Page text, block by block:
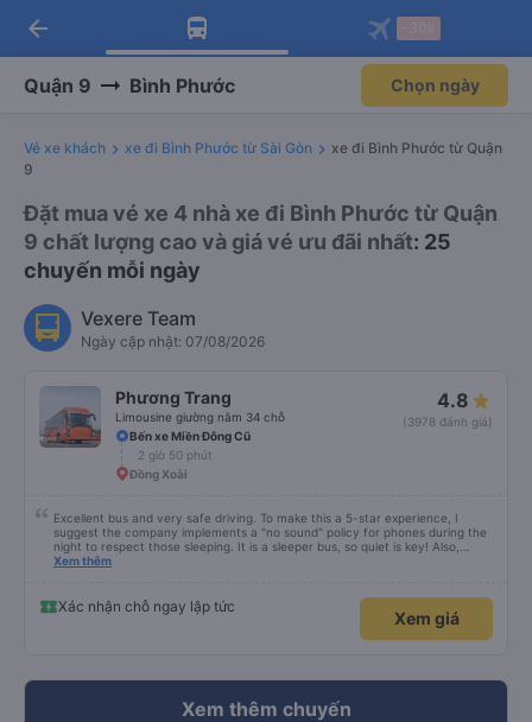
Tải app Vexere ngay!
Nhận ưu đãi thành viên độc
Mở app
Tải app Vexere
-30k/ghế khi đặt vé máy bay qua
Mở app
arrow_back
Quận 9 Bình Phước Chọn ngày
Vé xe khách xe đi Bình Phước từ Sài Gòn
xe đi Bình Phước từ Quận
9
Đặt mua vé xe 4 nhà xe đi Bình Phước từ Quận
9 chất lượng cao và giá vé ưu đãi nhất: 25
chuyến mỗi ngày
Vexere Team
Ngày cập nhật: 07/08/2026
Phương Trang
Limousine giường nằm 34 chỗ
4.8
(3978 đánh giá)
Bến xe Miền Đông Cũ
2 giờ 50 phút
Đồng Xoài
Excellent bus and very safe driving. To make this a 5-star experience, I
suggest the company implements a "no sound" policy for phones during the
night to respect those sleeping. It is a sleeper bus, so quiet is key! Also,
please display the Wi-Fi password clearly inside the cabin for convenience. I
quy định rõ ràng về việc giữ im lặng (tắt âm thanh điện thoại) vào ban đêm
để tránh làm phiền hành khách khác ngủ. Ngoài ra, nhà xe nên dán sẵn mật
khẩu Wi-Fi trong xe để hành khách dễ dàng sử dụng. Tôi vẫn sẽ tiếp tục ủng
Xem thêm
Xác nhận chỗ ngay lập tức
Xem giá
Xem thêm chuyến